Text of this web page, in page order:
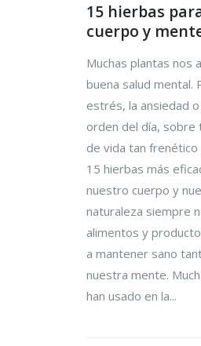
15 hierbas
cuerpo y
Muchas plantas nos
buena salud mental.
estrés, la ansiedad
orden del día, sobre
de vida tan
15 hierbas más
nuestro cuerpo y
naturaleza siempre
alimentos y
a mantener sano
nuestra mente.
han usado en la...